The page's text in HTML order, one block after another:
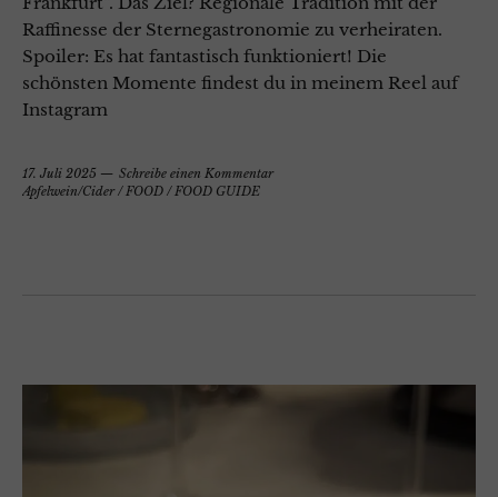
Raffinesse der Sternegastronomie zu verheiraten.
Spoiler: Es hat fantastisch funktioniert! Die
schönsten Momente findest du in meinem Reel auf
Instagram
17. Juli 2025
Schreibe einen Kommentar
Apfelwein/Cider/ FOOD / FOOD GUIDE